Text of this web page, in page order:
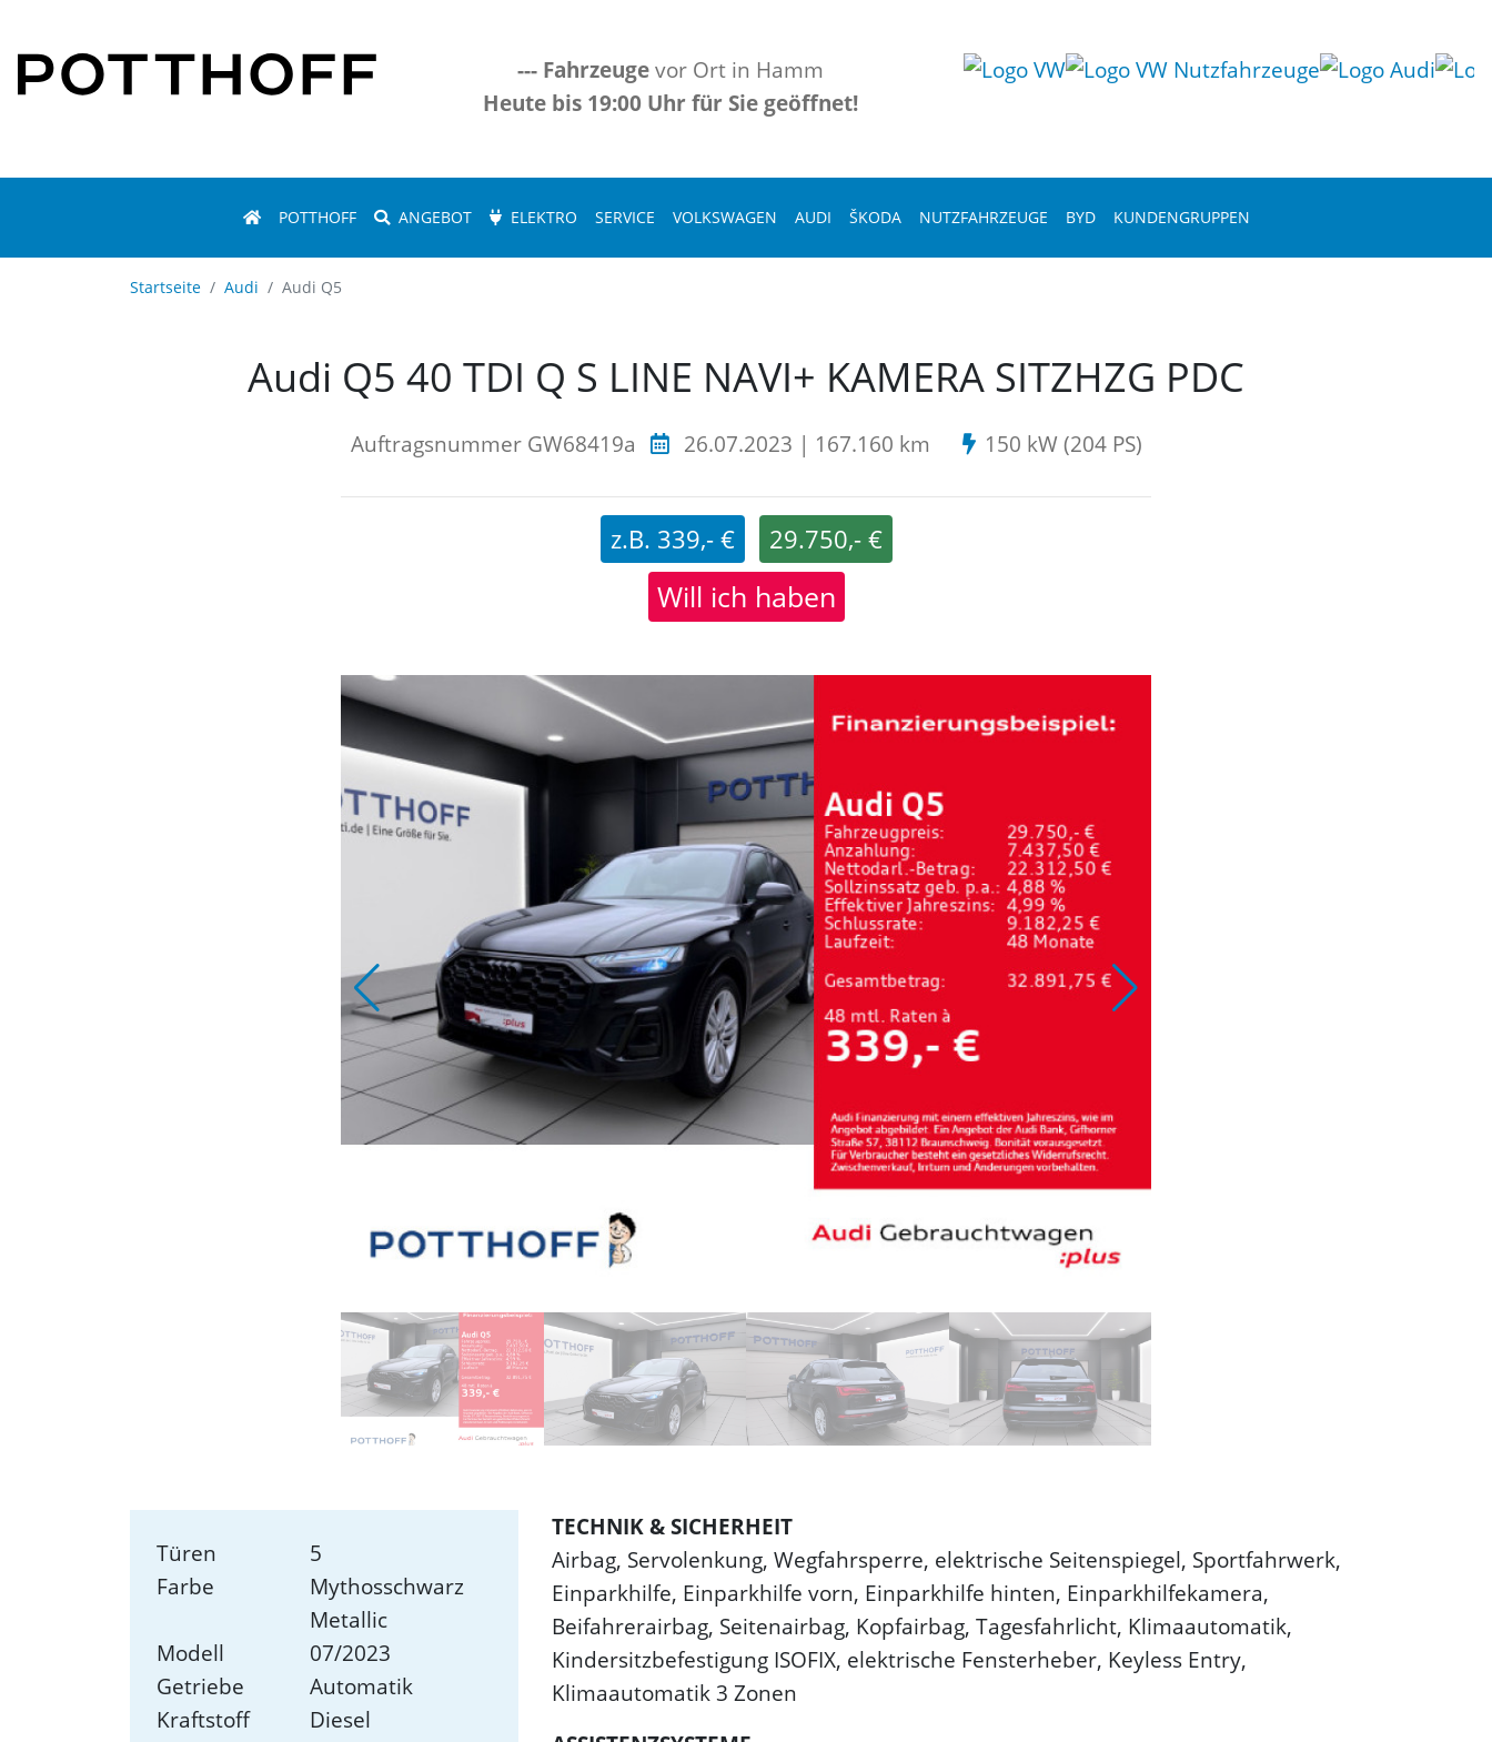
---Fahrzeugevor Ort in Hamm
Heute bis 19:00 Uhr für Sie geöffnet!
POTTHOFF ANGEBOT ELEKTRO SERVICE VOLKSWAGEN AUDI ŠKODA NUTZFAHRZEUGE BYD KUNDENGRUPPEN
Startseite Audi Audi Q5
Audi Q5 40 TDI Q S LINE NAVI+ KAMERA SITZHZG PDC
Auftragsnummer GW68419a 26.07.2023 | 167.160 km 150 kW (204 PS)
z.B. 339,- € 29.750,- €
Will ich haben
Türen
5
Farbe
Mythosschwarz
Metallic
Modell
07/2023
Getriebe
Automatik
Kraftstoff
Diesel
TECHNIK & SICHERHEIT
Airbag, Servolenkung, Wegfahrsperre, elektrische Seitenspiegel, Sportfahrwerk,
Einparkhilfe, Einparkhilfe vorn, Einparkhilfe hinten, Einparkhilfekamera,
Beifahrerairbag, Seitenairbag, Kopfairbag, Tagesfahrlicht, Klimaautomatik,
Kindersitzbefestigung ISOFIX, elektrische Fensterheber, Keyless Entry,
Klimaautomatik 3 Zonen